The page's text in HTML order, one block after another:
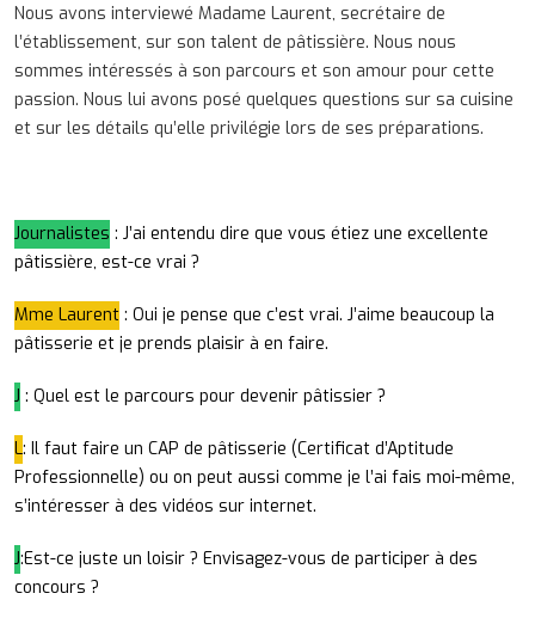
Nous avons interviewé Madame Laurent, secrétaire de
l’établissement, sur son talent de pâtissière. Nous nous
sommes intéressés à son parcours et son amour pour cette
passion. Nous lui avons posé quelques questions sur sa cuisine
et sur les détails qu’elle privilégie lors de ses préparations.
Journalistes : J’ai entendu dire que vous étiez une excellente
pâtissière, est-ce vrai ?
Mme Laurent : Oui je pense que c’est vrai. J’aime beaucoup la
pâtisserie et je prends plaisir à en faire.
J : Quel est le parcours pour devenir pâtissier ?
L: Il faut faire un CAP de pâtisserie (Certificat d’Aptitude
Professionnelle) ou on peut aussi comme je l’ai fais moi-même,
s’intéresser à des vidéos sur internet.
J:Est-ce juste un loisir ? Envisagez-vous de participer à des
concours ?